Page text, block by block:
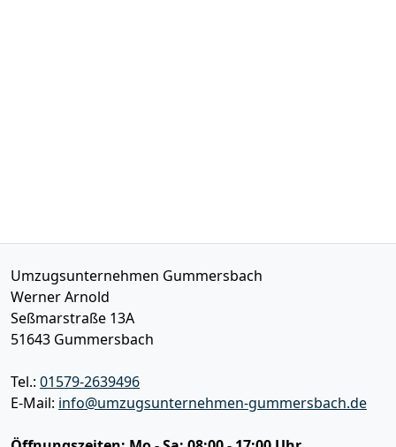
Umzugsunternehmen Gummersbach
Werner Arnold
Seßmarstraße 13A
51643 Gummersbach
Tel.: 01579-2639496
E-Mail: info@umzugsunternehmen-gummersbach.de